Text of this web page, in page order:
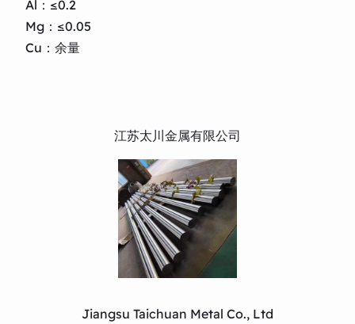
Al：≤0.2
Mg：≤0.05
Cu：余量
江苏太川金属有限公司
Jiangsu Taichuan Metal Co., Ltd